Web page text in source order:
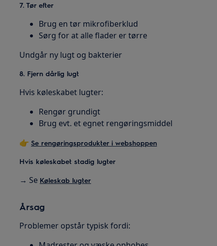
7. Tør efter
Brug en tør mikrofiberklud
Sørg for at alle flader er tørre
Undgår ny lugt og bakterier
8. Fjern dårlig lugt
Hvis køleskabet lugter:
Rengør grundigt
Brug evt. et egnet rengøringsmiddel
👉Se rengøringsprodukter i webshoppen
Hvis køleskabet stadig lugter
→ Se Køleskab lugter
Årsag
Problemer opstår typisk fordi: